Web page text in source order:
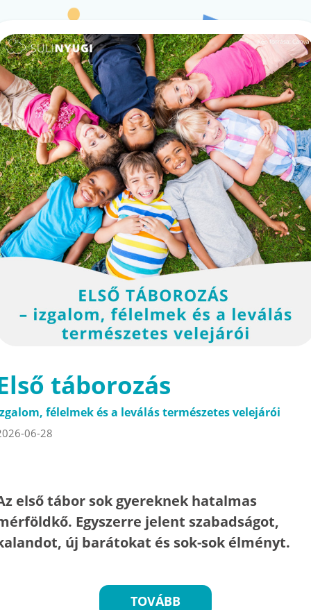
táborozás
félelmek és a leválás természetes velejárói
06-28
első tábor sok gyereknek hatalmas
Egyszerre jelent szabadságot,
új barátokat és sok-sok élményt.
TOVÁBB